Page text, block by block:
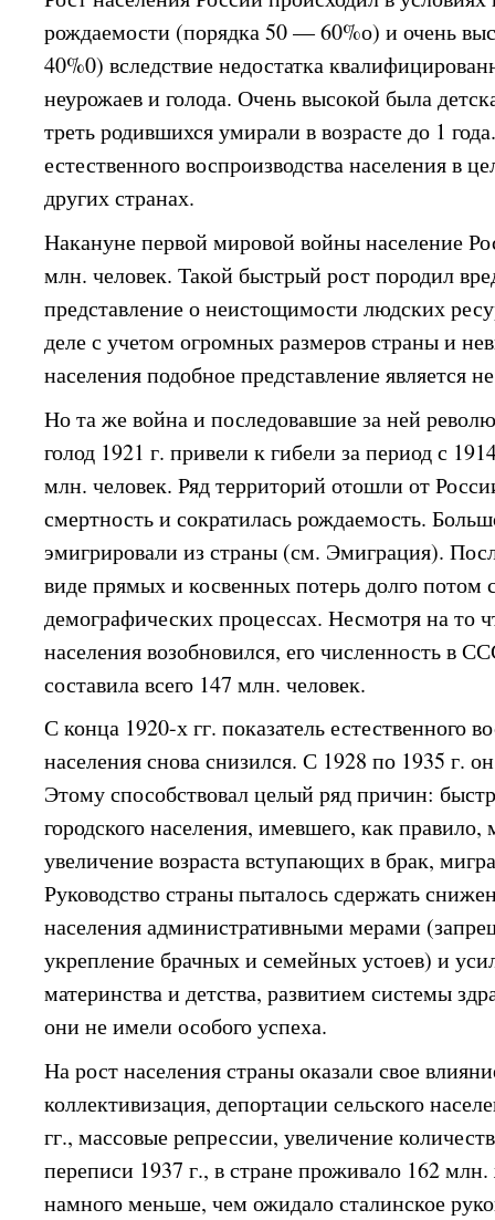
рождаемости (порядка 50 — 60%о) и очень
40%0) вследствие недостатка
неурожаев и голода. Очень высокой была
треть родившихся умирали в возрасте до 1
естественного воспроизводства населения в
других странах.
Накануне первой мировой войны население
млн. человек. Такой быстрый рост породил
представление о неистощимости людских
деле с учетом огромных размеров страны и
населения подобное представление является
Но та же война и последовавшие за ней
голод 1921 г. привели к гибели за период с
млн. человек. Ряд территорий отошли от
смертность и сократилась рождаемость.
эмигрировали из страны (см. Эмиграция).
виде прямых и косвенных потерь долго потом
демографических процессах. Несмотря на то
населения возобновился, его численность в
составила всего 147 млн. человек.
С конца 1920-х гг. показатель естественного
населения снова снизился. С 1928 по 1935 г.
Этому способствовал целый ряд причин:
городского населения, имевшего, как
увеличение возраста вступающих в брак,
Руководство страны пыталось сдержать
населения административными мерами
укрепление брачных и семейных устоев) и
материнства и детства, развитием системы
они не имели особого успеха.
На рост населения страны оказали свое
коллективизация, депортации сельского
гг., массовые репрессии, увеличение
переписи 1937 г., в стране проживало 162
намного меньше, чем ожидало сталинское